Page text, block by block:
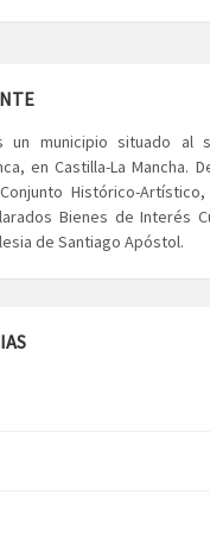
un municipio situado al
en Castilla-La Mancha.
Histórico-
Bienes de Interés
de Santiago Apóstol.